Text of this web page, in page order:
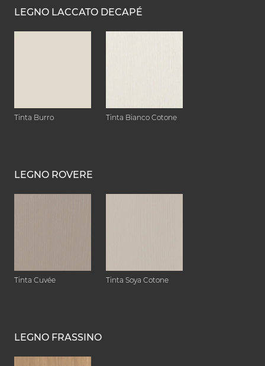
LEGNO LACCATO DECAPÉ
Tinta Burro Tinta Bianco Cotone
LEGNO ROVERE
Tinta Cuvée Tinta Soya Cotone
LEGNO FRASSINO